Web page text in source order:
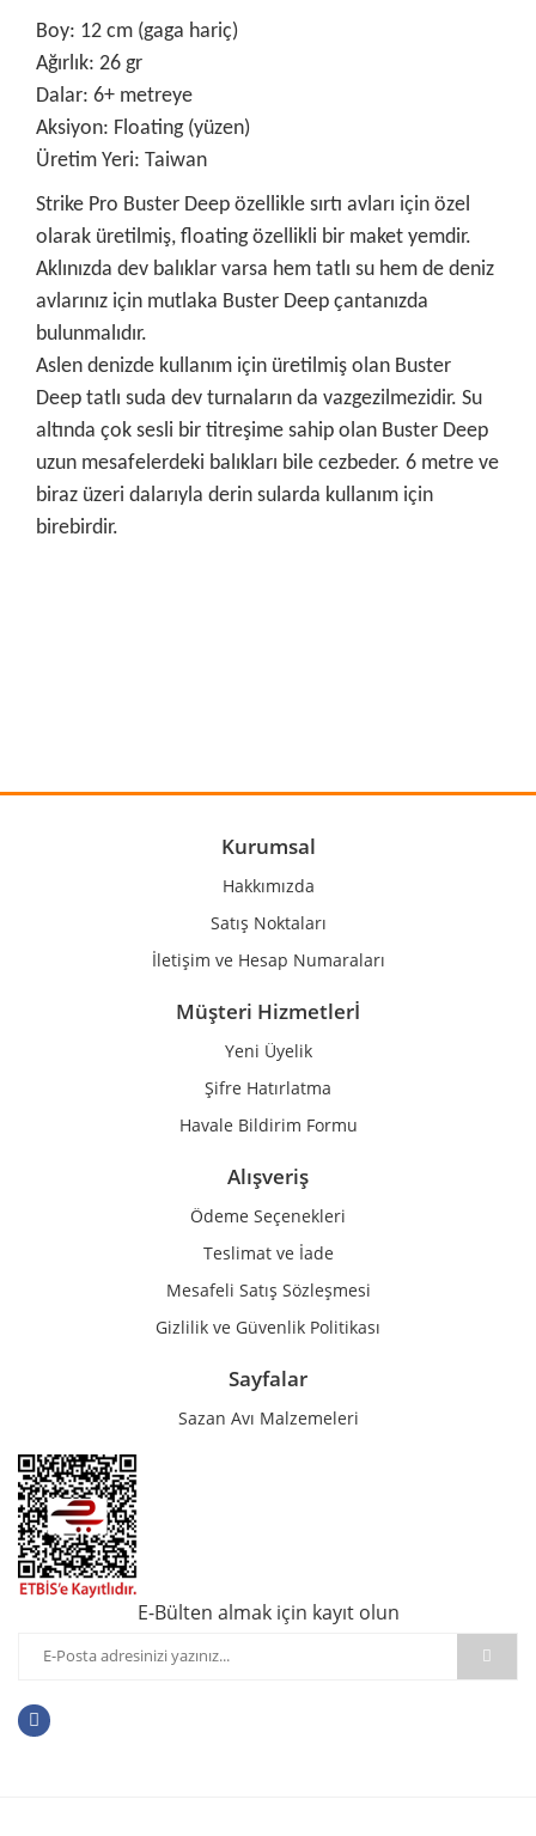
Boy: 12 cm (gaga hariç)
Ağırlık: 26 gr
Dalar: 6+ metreye
Aksiyon: Floating (yüzen)
Üretim Yeri: Taiwan
Strike Pro Buster Deep özellikle sırtı avları için özel
olarak üretilmiş, floating özellikli bir maket yemdir.
Aklınızda dev balıklar varsa hem tatlı su hem de deniz
avlarınız için mutlaka Buster Deep çantanızda
bulunmalıdır.
Aslen denizde kullanım için üretilmiş olan Buster
Deep tatlı suda dev turnaların da vazgezilmezidir. Su
altında çok sesli bir titreşime sahip olan Buster Deep
uzun mesafelerdeki balıkları bile cezbeder. 6 metre ve
biraz üzeri dalarıyla derin sularda kullanım için
birebirdir.
Ürün açıklamasında eksik bilgiler bulunuyor.
Ürün bilgilerinde hatalar bulunuyor.
Gönder
Kurumsal
Hakkımızda
Satış Noktaları
İletişim ve Hesap Numaraları
Müşteri Hizmetlerİ
Yeni Üyelik
Şifre Hatırlatma
Havale Bildirim Formu
Alışveriş
Ödeme Seçenekleri
Teslimat ve İade
Mesafeli Satış Sözleşmesi
Gizlilik ve Güvenlik Politikası
Sayfalar
Sazan Avı Malzemeleri
E-Bülten almak için kayıt olun